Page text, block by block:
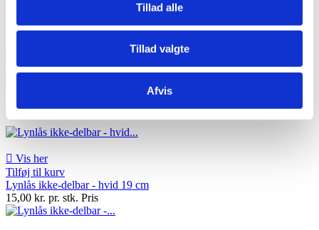
Tillad alle
Tillad valgte
Afvis
RelevansNavn, A til ZNavn, Z til APris, lav til højPris, høj til lav
Aktive filtre
 Vis her
Tilføj til kurv
Lynlås ikke-delbar - hvid 19 cm
15,00 kr. pr. stk. Pris